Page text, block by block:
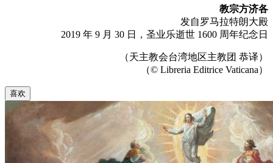
教宗方济各
发自罗马拉特朗大殿
2019 年 9 月 30 日，圣业乐逝世 1600 周年纪念日
（天主教会台湾地区主教团 恭译）
（© Libreria Editrice Vaticana）
喜欢